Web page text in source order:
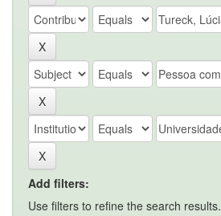
Add filters:
Use filters to refine the search results.